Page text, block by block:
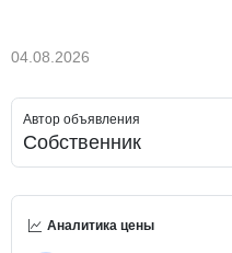
04.08.2026
Автор объявления
Собственник
Аналитика цены